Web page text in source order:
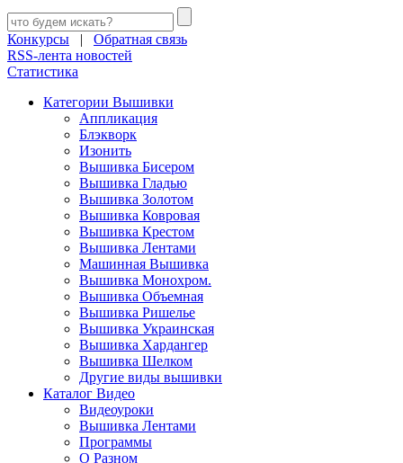
Конкурсы | Обратная связь
RSS-лента новостей
Статистика
Категории Вышивки
Аппликация
Блэкворк
Изонить
Вышивка Бисером
Вышивка Гладью
Вышивка Золотом
Вышивка Ковровая
Вышивка Крестом
Вышивка Лентами
Машинная Вышивка
Вышивка Монохром.
Вышивка Объемная
Вышивка Ришелье
Вышивка Украинская
Вышивка Хардангер
Вышивка Шелком
Другие виды вышивки
Каталог Видео
Видеоуроки
Вышивка Лентами
Программы
О Разном